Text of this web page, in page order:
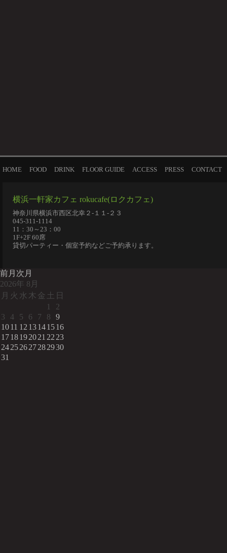
HOME FOOD DRINK FLOOR GUIDE ACCESS PRESS CONTACT
横浜一軒家カフェ rokucafe(ロクカフェ)
神奈川県横浜市西区北幸２-１１-２３
045-311-1114
11：30～23：00
1F+2F 60席
貸切パーティー・個室予約などご予約承ります。
前月 次月
2026年 8月
月 火 水 木 金 土 日
1
2
3
4 5 6 7 8
9
1011 12 13141516
1718192021 22 23
24252627282930
31